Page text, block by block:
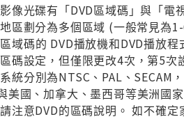
像光碟有「DVD區域碼」與「電
區劃分為多個區域 (一般常見為
域碼的 DVD播放機和DVD播放
區碼設定，但僅限更改4次，第5
統分別為NTSC、PAL、
美國、加拿大、墨西哥等美洲國
注意DVD的區碼說明。 如不確